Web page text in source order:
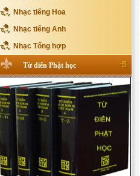
Nhạc tiếng Hoa
Nhạc tiếng Anh
Nhạc Tổng hợp
Từ điển Phật học